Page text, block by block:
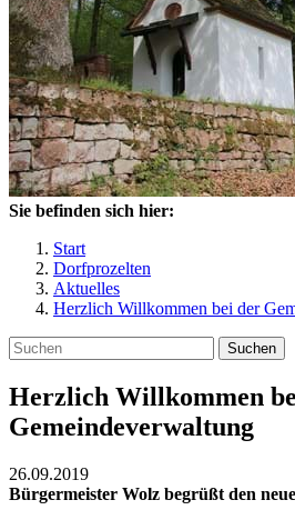
Sie befinden sich hier:
Start
Dorfprozelten
Aktuelles
Herzlich Willkommen bei der
Suchen
Herzlich Willkommen
Gemeindeverwaltung
26.09.2019
Bürgermeister Wolz begrüßt den